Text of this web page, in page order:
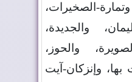
الصخيرات،
والجديدة،
والحوز،
وإنزكان-آيت